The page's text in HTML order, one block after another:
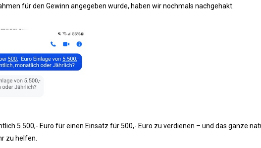
für den Gewinn angegeben wurde, haben wir nochmals nachgehakt.
5.500,- Euro für einen Einsatz für 500,- Euro zu verdienen – und das ganze
zu helfen.